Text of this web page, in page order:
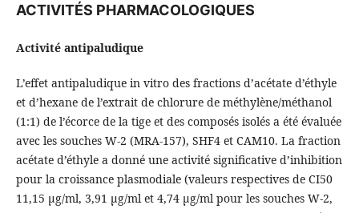
ACTIVITÉS PHARMACOLOGIQUES
Activité antipaludique
L’effet antipaludique in vitro des fractions d’acétate d’éthyle
et d’hexane de l’extrait de chlorure de méthylène/méthanol
(1:1) de l’écorce de la tige et des composés isolés a été évaluée
avec les souches W-2 (MRA-157), SHF4 et CAM10. La fraction
acétate d’éthyle a donné une activité significative d’inhibition
pour la croissance plasmodiale (valeurs respectives de CI50
11,15 µg/ml, 3,91 µg/ml et 4,74 µg/ml pour les souches W-2,